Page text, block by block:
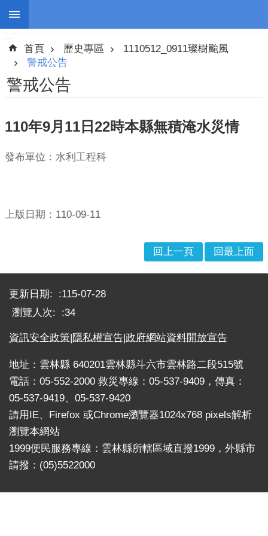
跳到主要內容區塊
進
階
搜
班
停
災
公
告
疏
散
收
容
捐
款、
募
集
及
災
救
:::
首頁 歷史專區
1110512_0911璨樹颱風
警戒公告
警戒公告
110年9月11日22時本縣無積淹水災情
發布單位：水利工程科
上版日期：110-09-11
回上一頁 回最上面
更新日期:
115-07-28
瀏覽人次:
34
資訊安全政策|隱私權宣告|政府網站資料開放宣告
地址：雲林縣 640201雲林縣斗六市雲林路二段515號
電話：05-552-2000 救災專線：05-537-9409，傳真：
05-537-9419、05-537-9420
請用IE、Firefox 或Chrome瀏覽器1024x768 pixels解析
瀏覽本網站
1999便民服務專線：雲林縣所轄區域直撥1999，外縣市
請撥：(05)5522000